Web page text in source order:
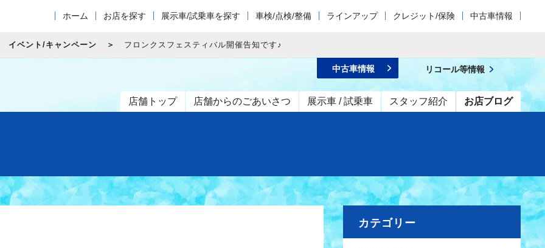
ホーム お店を探す 展示車/試乗車を探す 車検/点検/整備 ラインアップ クレジット/保険 中古車情報
イベント/キャンペーン フロンクスフェスティバル開催告知です♪
店舗トップ 店舗からのごあいさつ 展示車 / 試乗車 スタッフ紹介 お店ブログ
中古車情報 リコール等情報
カテゴリー